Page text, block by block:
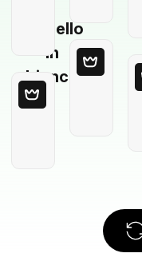
Modello
in
bianco